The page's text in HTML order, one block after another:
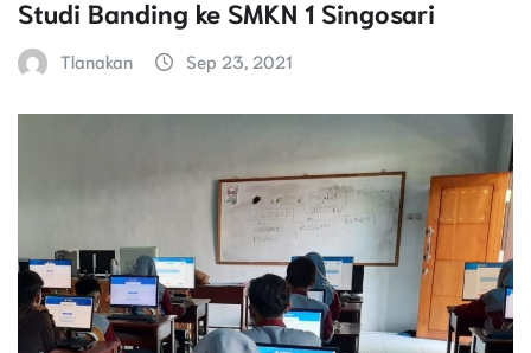
Studi Banding ke SMKN 1 Singosari
Tlanakan Sep 23, 2021